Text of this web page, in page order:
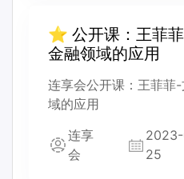
⭐ 公开课：王菲
金融领域的应用
连享会公开课：王菲菲
域的应用
连享
会
25